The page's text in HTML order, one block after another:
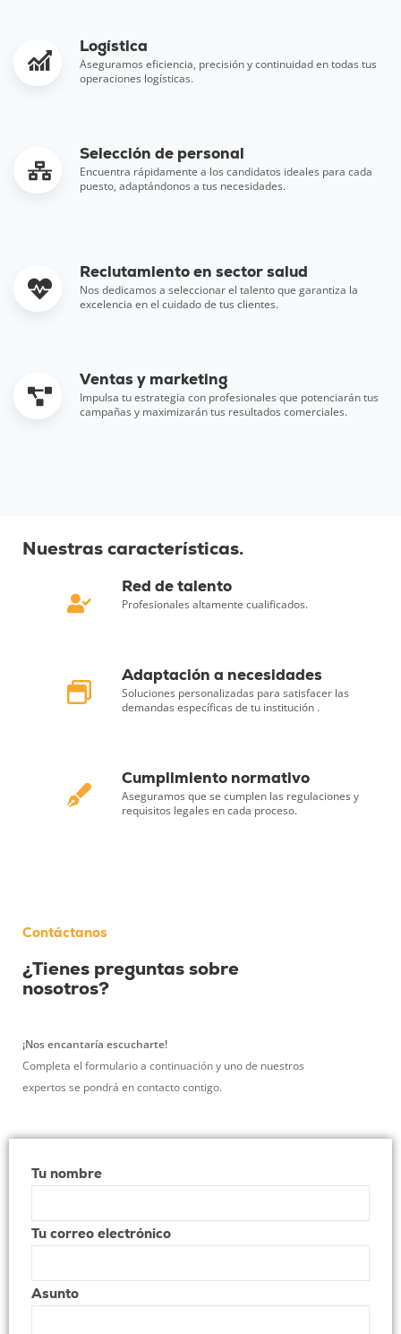
Logística
Aseguramos eficiencia, precisión y continuidad en todas tus
operaciones logísticas.
Selección de personal
Encuentra rápidamente a los candidatos ideales para cada
puesto, adaptándonos a tus necesidades.
Reclutamiento en sector salud
Nos dedicamos a seleccionar el talento que garantiza la
excelencia en el cuidado de tus clientes.
Ventas y marketing
Impulsa tu estrategia con profesionales que potenciarán tus
campañas y maximizarán tus resultados comerciales.
Nuestras características.
Red de talento
Profesionales altamente cualificados.
Adaptación a necesidades
Soluciones personalizadas para satisfacer las
demandas específicas de tu institución .
Cumplimiento normativo
Aseguramos que se cumplen las regulaciones y
requisitos legales en cada proceso.
Contáctanos
¿Tienes preguntas sobre
nosotros?
¡Nos encantaría escucharte!
Completa el formulario a continuación y uno de nuestros
expertos se pondrá en contacto contigo.
Tu nombre
Tu correo electrónico
Asunto